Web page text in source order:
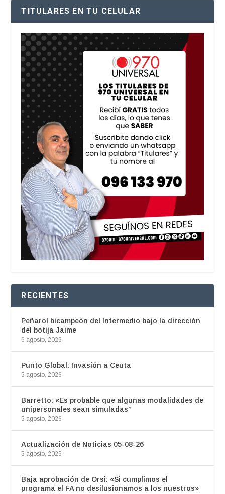
TITULARES EN TU CELULAR
RECIENTES
Peñarol bicampeón del Intermedio bajo la dirección
del botija Jaime
6 agosto, 2026
Punto Global: Invasión a Ceuta
5 agosto, 2026
Barretto: «Es probable que algunas modalidades de
unipersonales sean simuladas”
5 agosto, 2026
Actualización de Noticias 05-08-26
5 agosto, 2026
Baja aprobación de Orsi: «Si cumplimos el
programa el FA no desilusionamos a los nuestros»